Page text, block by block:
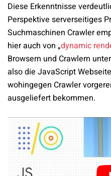
Diese Erkenntnisse
Perspektive serverseitiges
Suchmaschinen Crawler
hier auch von „dynamic
Browsern und Crawlern
also die JavaScript
wohingegen Crawler
ausgeliefert bekommen.